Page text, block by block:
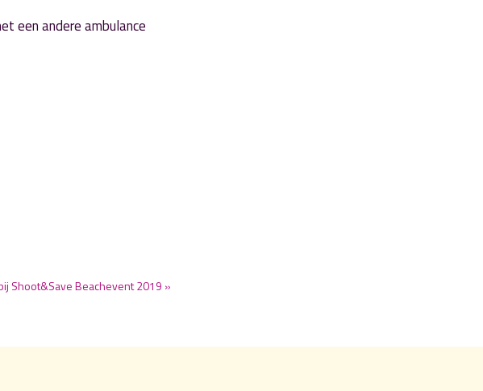
een andere ambulance
Shoot&Save Beachevent 2019 »